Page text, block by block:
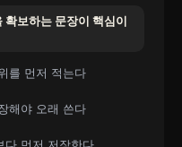
확보하는 문장이 핵심이
를 먼저 적는다
해야 오래 쓴다